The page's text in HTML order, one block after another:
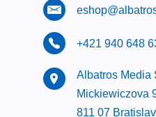
+421 940 648
Albatros Media
Mickiewiczova
811 07